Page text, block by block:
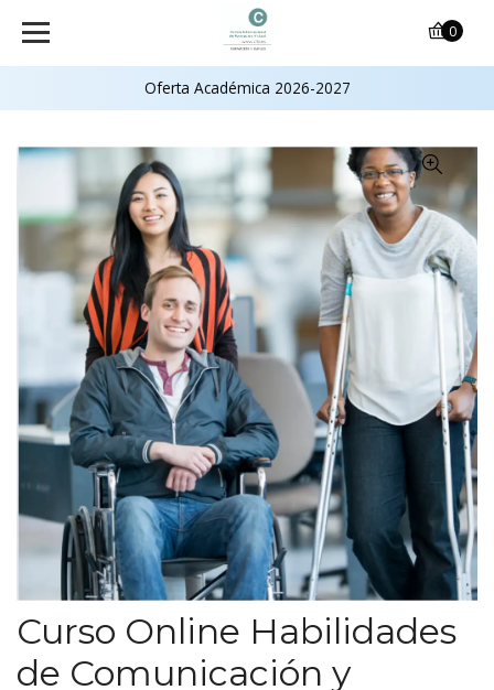
Oferta Académica 2026-2027
0
Curso Online Habilidades
de Comunicación y